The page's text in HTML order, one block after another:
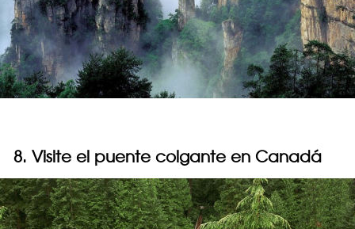
8. Visite el puente colgante en Canadá